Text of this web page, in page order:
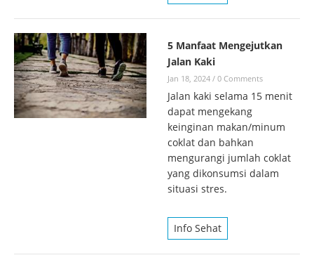
5 Manfaat Mengejutkan
Jalan Kaki
Jan 18, 2024 / 0 Comments
Jalan kaki selama 15 menit
dapat mengekang
keinginan makan/minum
coklat dan bahkan
mengurangi jumlah coklat
yang dikonsumsi dalam
situasi stres.
Info Sehat